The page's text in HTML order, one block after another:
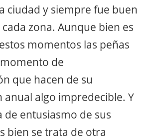
ciudad y siempre fue buen
zona. Aunque bien es
momentos las peñas
de
que hacen de su
algo impredecible. Y
de entusiasmo de sus
bien se trata de otra